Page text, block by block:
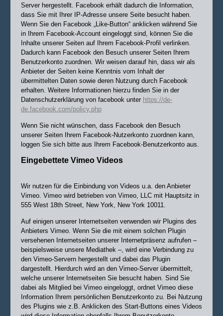
Server hergestellt. Facebook erhält dadurch die Information,
dass Sie mit Ihrer IP-Adresse unsere Seite besucht haben.
Wenn Sie den Facebook „Like-Button“ anklicken während Sie
in Ihrem Facebook-Account eingeloggt sind, können Sie die
Inhalte unserer Seiten auf Ihrem Facebook-Profil verlinken.
Dadurch kann Facebook den Besuch unserer Seiten Ihrem
Benutzerkonto zuordnen. Wir weisen darauf hin, dass wir als
Anbieter der Seiten keine Kenntnis vom Inhalt der
übermittelten Daten sowie deren Nutzung durch Facebook
erhalten. Weitere Informationen hierzu finden Sie in der
Datenschutzerklärung von facebook unter https://de-
de.facebook.com/policy.php
Wenn Sie nicht wünschen, dass Facebook den Besuch
unserer Seiten Ihrem Facebook-Nutzerkonto zuordnen kann,
loggen Sie sich bitte aus Ihrem Facebook-Benutzerkonto aus.
Eingebettete Vimeo Videos
Wir nutzen für die Einbindung von Videos u.a. den Anbieter
Vimeo. Vimeo wird betrieben von Vimeo, LLC mit Hauptsitz in
555 West 18th Street, New York, New York 10011.
Auf einigen unserer Internetseiten verwenden wir Plugins des
Anbieters Vimeo. Wenn Sie die mit einem solchen Plugin
versehenen Internetseiten unserer Internetpräsenz aufrufen –
beispielsweise unsere Mediathek –, wird eine Verbindung zu
den Vimeo-Servern hergestellt und dabei das Plugin
dargestellt. Hierdurch wird an den Vimeo-Server übermittelt,
welche unserer Internetseiten Sie besucht haben. Sind Sie
dabei als Mitglied bei Vimeo eingeloggt, ordnet Vimeo diese
Information Ihrem persönlichen Benutzerkonto zu. Bei Nutzung
des Plugins wie z.B. Anklicken des Start-Buttons eines Videos